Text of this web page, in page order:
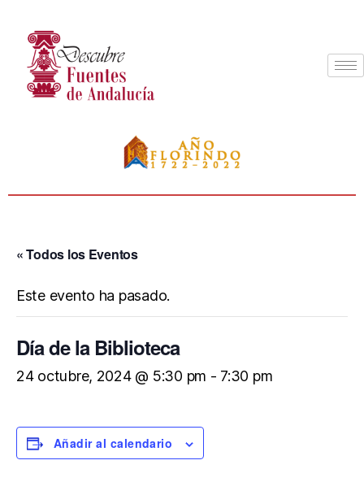
« Todos los Eventos
Este evento ha pasado.
Día de la Biblioteca
24 octubre, 2024 @ 5:30 pm - 7:30 pm
Añadir al calendario